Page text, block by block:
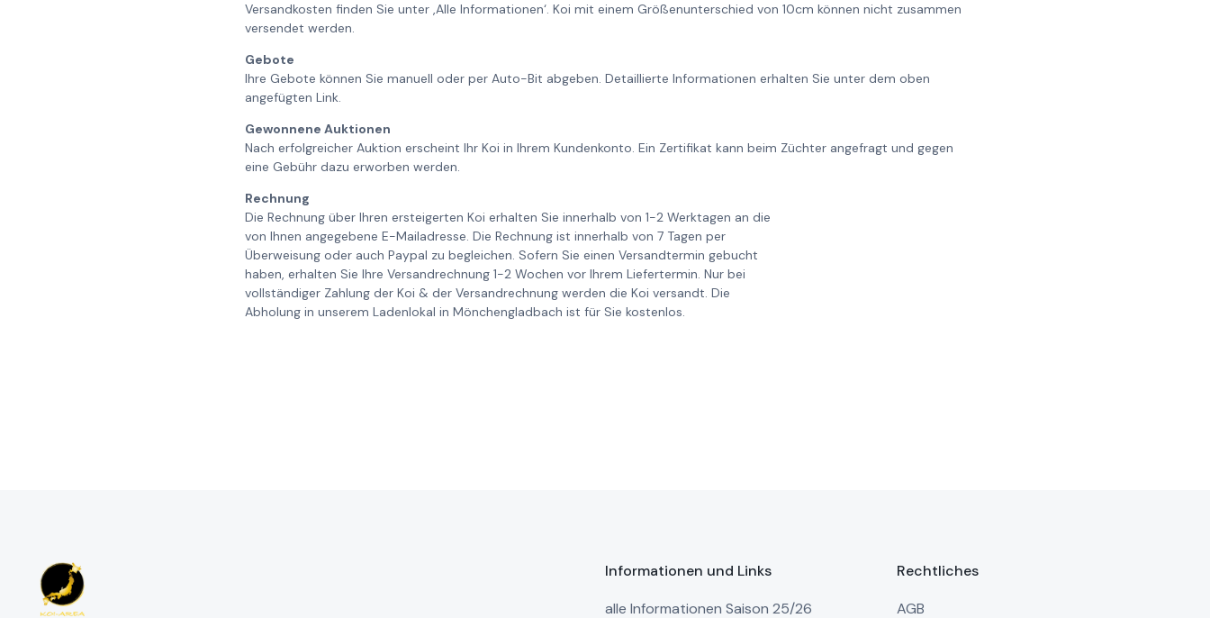
Versandkosten finden Sie unter ‚Alle Informationen‘. Koi mit einem Größenunterschied von 10cm können nicht zusammen
versendet werden.
Gebote
Ihre Gebote können Sie manuell oder per Auto-Bit abgeben. Detaillierte Informationen erhalten Sie unter dem oben
angefügten Link.
Gewonnene Auktionen
Nach erfolgreicher Auktion erscheint Ihr Koi in Ihrem Kundenkonto. Ein Zertifikat kann beim Züchter angefragt und gegen
eine Gebühr dazu erworben werden.
Rechnung
Die Rechnung über Ihren ersteigerten Koi erhalten Sie innerhalb von 1-2 Werktagen an die
von Ihnen angegebene E-Mailadresse. Die Rechnung ist innerhalb von 7 Tagen per
Überweisung oder auch Paypal zu begleichen. Sofern Sie einen Versandtermin gebucht
haben, erhalten Sie Ihre Versandrechnung 1-2 Wochen vor Ihrem Liefertermin. Nur bei
vollständiger Zahlung der Koi & der Versandrechnung werden die Koi versandt. Die
Abholung in unserem Ladenlokal in Mönchengladbach ist für Sie kostenlos.
Informationen und Links
alle Informationen Saison 25/26
Rechtliches
AGB